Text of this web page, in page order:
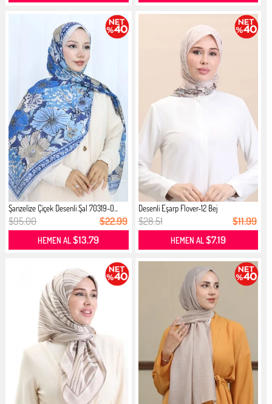
Şanzelize Çiçek Desenli Şal 70319-0...
$95.00 $22.99
HEMEN AL$13.79
Desenli Eşarp Flover-12 Bej
$28.51 $11.99
HEMEN AL$7.19